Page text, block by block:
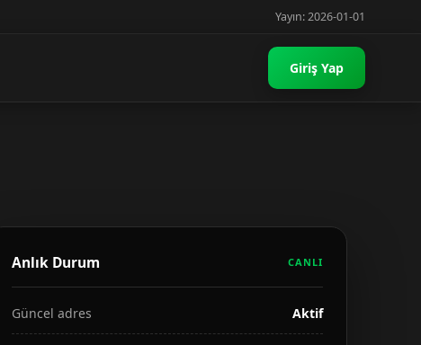
Yayın: 2026-01-01
Giriş Yap
Anlık Durum CANLI
Güncel adres Aktif